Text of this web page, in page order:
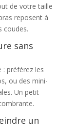
de votre taille
reposent à
coudes.
sans
: préférez les
ou des mini-
Un petit
un